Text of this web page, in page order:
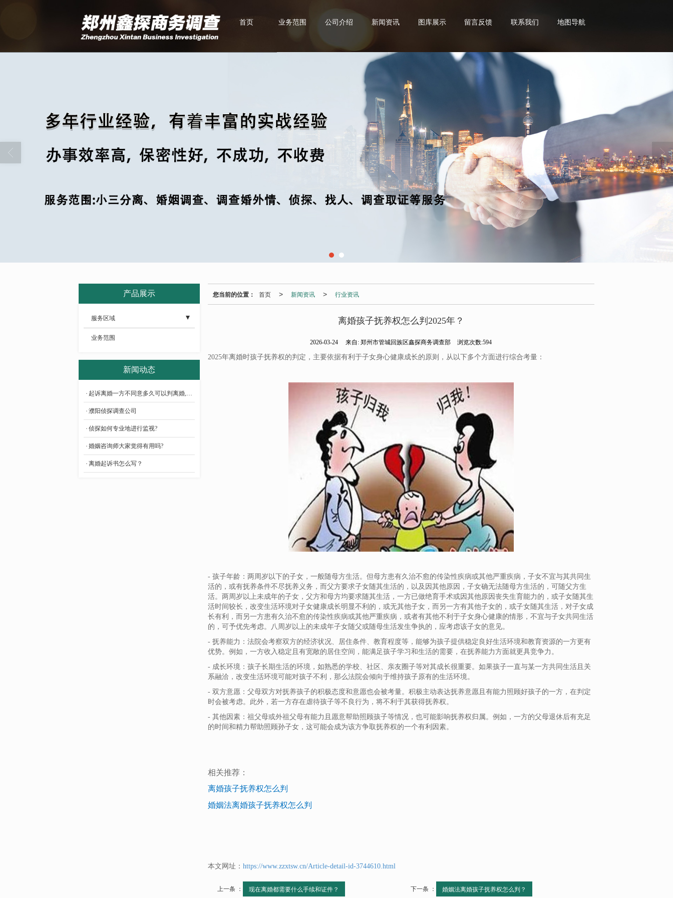
首页 业务范围 公司介绍 新闻资讯 图库展示 留言反馈 联系我们 地图导航
您当前的位置： 首页 > 新闻资讯 > 行业资讯
离婚孩子抚养权怎么判2025年？
2026-03-24 来自:郑州市管城回族区鑫探商务调查部 浏览次数:594
2025年离婚时孩子抚养权的判定，主要依据有利于子女身心健康成长的原则，从以下多个方面进行综合考量：
- 孩子年龄：两周岁以下的子女，一般随母方生活。但母方患有久治不愈的传染性疾病或其他严重疾病，子女不宜与其共同生
活的，或有抚养条件不尽抚养义务，而父方要求子女随其生活的，以及因其他原因，子女确无法随母方生活的，可随父方生
活。两周岁以上未成年的子女，父方和母方均要求随其生活，一方已做绝育手术或因其他原因丧失生育能力的，或子女随其生
活时间较长，改变生活环境对子女健康成长明显不利的，或无其他子女，而另一方有其他子女的，或子女随其生活，对子女成
长有利，而另一方患有久治不愈的传染性疾病或其他严重疾病，或者有其他不利于子女身心健康的情形，不宜与子女共同生活
的，可予优先考虑。八周岁以上的未成年子女随父或随母生活发生争执的，应考虑该子女的意见。
- 抚养能力：法院会考察双方的经济状况、居住条件、教育程度等，能够为孩子提供稳定良好生活环境和教育资源的一方更有
优势。例如，一方收入稳定且有宽敞的居住空间，能满足孩子学习和生活的需要，在抚养能力方面就更具竞争力。
- 成长环境：孩子长期生活的环境，如熟悉的学校、社区、亲友圈子等对其成长很重要。如果孩子一直与某一方共同生活且关
系融洽，改变生活环境可能对孩子不利，那么法院会倾向于维持孩子原有的生活环境。
- 双方意愿：父母双方对抚养孩子的积极态度和意愿也会被考量。积极主动表达抚养意愿且有能力照顾好孩子的一方，在判定
时会被考虑。此外，若一方存在虐待孩子等不良行为，将不利于其获得抚养权。
- 其他因素：祖父母或外祖父母有能力且愿意帮助照顾孩子等情况，也可能影响抚养权归属。例如，一方的父母退休后有充足
的时间和精力帮助照顾孙子女，这可能会成为该方争取抚养权的一个有利因素。
相关推荐：
离婚孩子抚养权怎么判
婚姻法离婚孩子抚养权怎么判
本文网址： https://www.zzxtsw.cn/Article-detail-id-3744610.html
上一条 ： 现在离婚都需要什么手续和证件？ 下一条 ： 婚姻法离婚孩子抚养权怎么判？
产品展示
服务区域
- 济源婚姻调查
- 周口婚姻调查
- 信阳婚姻调查
- 南阳婚姻调查
- 平顶山婚姻调查
- 许昌婚姻调查
业务范围
新闻动态
起诉离婚一方不同意多久可以判离婚,费用多少?
濮阳侦探调查公司
侦探如何专业地进行监视?
婚姻咨询师大家觉得有用吗?
离婚起诉书怎么写？